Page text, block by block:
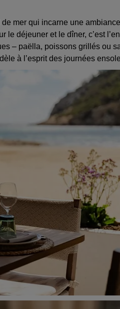
de mer qui incarne une
le déjeuner et le dîner, c’est
– paëlla, poissons grillés ou
à l’esprit des journées